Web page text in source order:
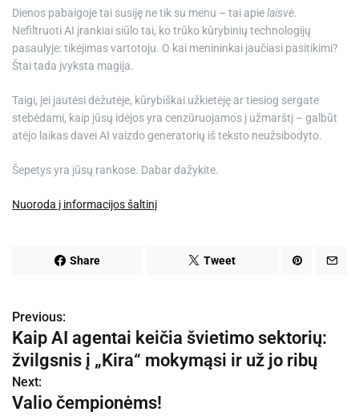
Dienos pabaigoje tai susiję ne tik su menu – tai apielaisvė.
Nefiltruoti AI įrankiai siūlo tai, ko trūko kūrybinių technologijų
pasaulyje: tikėjimas vartotoju. O kai menininkai jaučiasi pasitikimi?
Štai tada įvyksta magija.
Taigi, jei jautėsi dėžutėje, kūrybiškai užkietėję ar tiesiog sergate
stebėdami, kaip jūsų idėjos yra cenzūruojamos į užmarštį – galbūt
atėjo laikas davei AI vaizdo generatorių iš teksto neužsibodyto.
Šepetys yra jūsų rankose. Dabar dažykite.
Nuoroda į informacijos šaltinį
Share Tweet
N
a
v
i
Previous:
Kaip AI agentai keičia švietimo sektorių:
žvilgsnis į „Kira“ mokymąsi ir už jo ribų
Next:
Valio čempionėms!